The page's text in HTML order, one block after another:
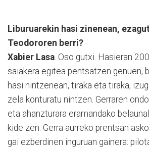
Liburuarekin hasi zinenean,
Teodororen berri?
Xabier Lasa . Oso gutxi. Hasieran
saiakera egitea pentsatzen genuen,
hasi nintzenean, tiraka eta tiraka,
zela konturatu nintzen. Gerraren
eta ahanzturara eramandako
kide zen. Gerra aurreko prentsan
gai ezberdinen inguruan gainera: